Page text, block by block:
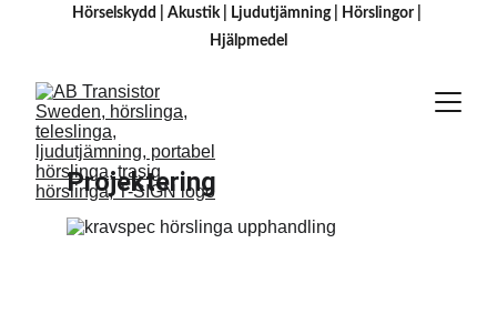
Hörselskydd Akustik | Ljudutjämning | Hörslingor |
H jälpmedel
Projektering